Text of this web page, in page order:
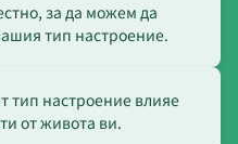
за да можем да
тип настроение.
тип настроение влияе
от живота ви.